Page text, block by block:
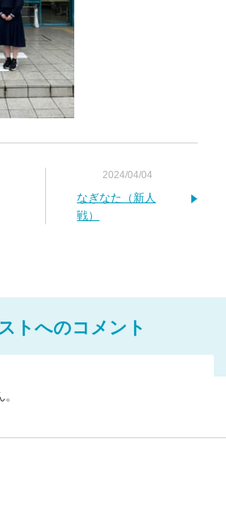
2024/04/04
なぎなた（新人
戦）
トへのコメント